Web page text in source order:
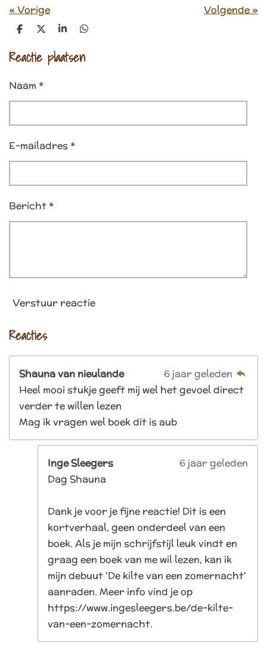
«Vorige Volgende»
D
e
D
l
S
a
r
D
l
e
Reactie plaatsen
Naam *
E-mailadres *
Bericht *
Verstuur reactie
Reacties
Shauna van nieulande
6 jaar geleden
Heel mooi stukje geeft mij wel het gevoel direct
verder te willen lezen
Mag ik vragen wel boek dit is aub
Inge Sleegers
6 jaar geleden
Dag Shauna
Dank je voor je fijne reactie! Dit is een
kortverhaal, geen onderdeel van een
boek. Als je mijn schrijfstijl leuk vindt en
graag een boek van me wil lezen, kan ik
mijn debuut 'De kilte van een zomernacht'
aanraden. Meer info vind je op
https://www.ingesleegers.be/de-kilte-
van-een-zomernacht.